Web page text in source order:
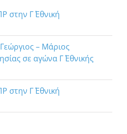
στην Γ΄ Εθνική
– Μάριος
σε αγώνα Γ΄ Εθνικής
στην Γ΄ Εθνική